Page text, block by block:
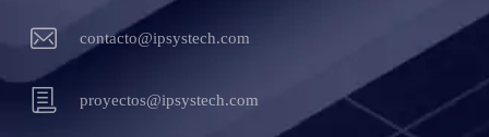
contacto@ipsystech.com
proyectos@ipsystech.com